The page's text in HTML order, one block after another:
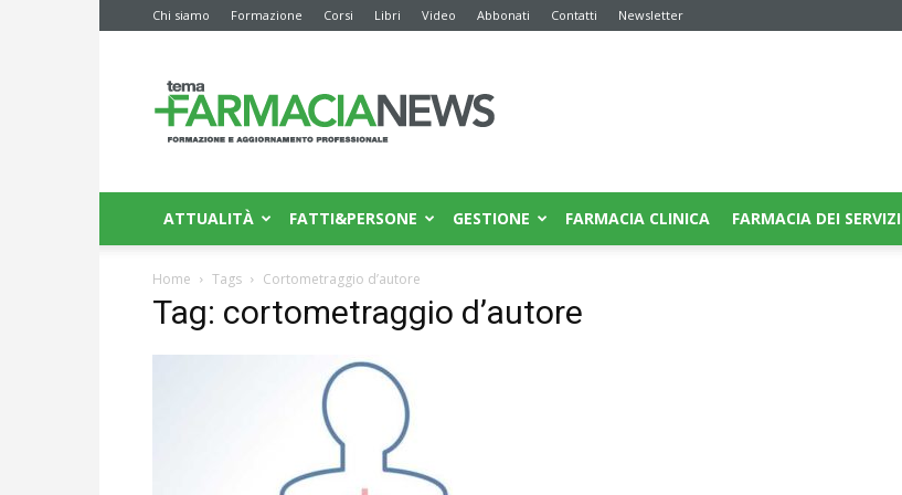
Chi siamo Formazione Corsi Libri Video Abbonati Contatti Newsletter
News
ATTUALITÀ FATTI&PERSONE GESTIONE FARMACIA CLINICA FARMACIA DEI SERVIZI
Home Tags Cortometraggio d’autore
Tag: cortometraggio d’autore